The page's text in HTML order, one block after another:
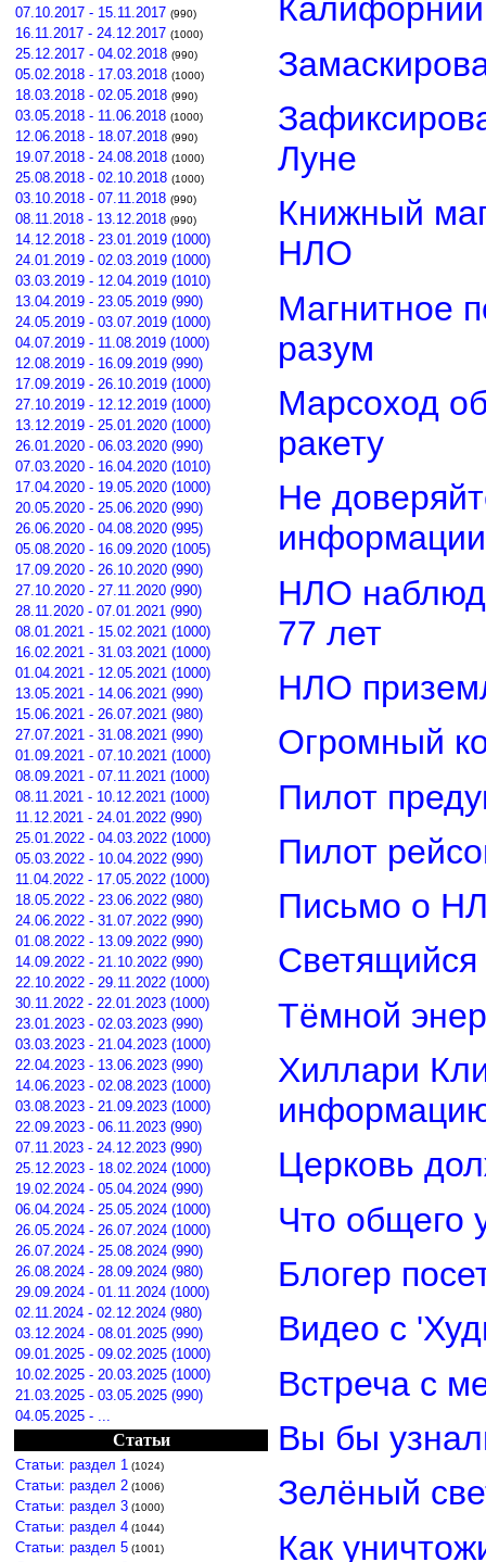
07.10.2017 - 15.11.2017 (990)
16.11.2017 - 24.12.2017 (1000)
25.12.2017 - 04.02.2018 (990)
05.02.2018 - 17.03.2018 (1000)
18.03.2018 - 02.05.2018 (990)
03.05.2018 - 11.06.2018 (1000)
12.06.2018 - 18.07.2018 (990)
19.07.2018 - 24.08.2018 (1000)
25.08.2018 - 02.10.2018 (1000)
03.10.2018 - 07.11.2018 (990)
08.11.2018 - 13.12.2018 (990)
14.12.2018 - 23.01.2019 (1000)
24.01.2019 - 02.03.2019 (1000)
03.03.2019 - 12.04.2019 (1010)
13.04.2019 - 23.05.2019 (990)
24.05.2019 - 03.07.2019 (1000)
04.07.2019 - 11.08.2019 (1000)
12.08.2019 - 16.09.2019 (990)
17.09.2019 - 26.10.2019 (1000)
27.10.2019 - 12.12.2019 (1000)
13.12.2019 - 25.01.2020 (1000)
26.01.2020 - 06.03.2020 (990)
07.03.2020 - 16.04.2020 (1010)
17.04.2020 - 19.05.2020 (1000)
20.05.2020 - 25.06.2020 (990)
26.06.2020 - 04.08.2020 (995)
05.08.2020 - 16.09.2020 (1005)
17.09.2020 - 26.10.2020 (990)
27.10.2020 - 27.11.2020 (990)
28.11.2020 - 07.01.2021 (990)
08.01.2021 - 15.02.2021 (1000)
16.02.2021 - 31.03.2021 (1000)
01.04.2021 - 12.05.2021 (1000)
13.05.2021 - 14.06.2021 (990)
15.06.2021 - 26.07.2021 (980)
27.07.2021 - 31.08.2021 (990)
01.09.2021 - 07.10.2021 (1000)
08.09.2021 - 07.11.2021 (1000)
08.11.2021 - 10.12.2021 (1000)
11.12.2021 - 24.01.2022 (990)
25.01.2022 - 04.03.2022 (1000)
05.03.2022 - 10.04.2022 (990)
11.04.2022 - 17.05.2022 (1000)
18.05.2022 - 23.06.2022 (980)
24.06.2022 - 31.07.2022 (990)
01.08.2022 - 13.09.2022 (990)
14.09.2022 - 21.10.2022 (990)
22.10.2022 - 29.11.2022 (1000)
30.11.2022 - 22.01.2023 (1000)
23.01.2023 - 02.03.2023 (990)
03.03.2023 - 21.04.2023 (1000)
22.04.2023 - 13.06.2023 (990)
14.06.2023 - 02.08.2023 (1000)
03.08.2023 - 21.09.2023 (1000)
22.09.2023 - 06.11.2023 (990)
07.11.2023 - 24.12.2023 (990)
25.12.2023 - 18.02.2024 (1000)
19.02.2024 - 05.04.2024 (990)
06.04.2024 - 25.05.2024 (1000)
26.05.2024 - 26.07.2024 (1000)
26.07.2024 - 25.08.2024 (990)
26.08.2024 - 28.09.2024 (980)
29.09.2024 - 01.11.2024 (1000)
02.11.2024 - 02.12.2024 (980)
03.12.2024 - 08.01.2025 (990)
09.01.2025 - 09.02.2025 (1000)
10.02.2025 - 20.03.2025 (1000)
21.03.2025 - 03.05.2025 (990)
04.05.2025 - ...
Статьи
Статьи: раздел 1 (1024)
Статьи: раздел 2 (1006)
Статьи: раздел 3 (1000)
Статьи: раздел 4 (1044)
Статьи: раздел 5 (1001)
Калифорнии
Луне
Книжный
НЛО
Магнитное
разум
Марсоход
ракету
Не
информации
НЛО
77 лет
НЛО
Огромный
Пилот
Пилот
Письмо о
Светящийся
Тёмной
Хиллари
Церковь
Что общего
Блогер
Видео с
Встреча с
Вы бы
Зелёный
Как